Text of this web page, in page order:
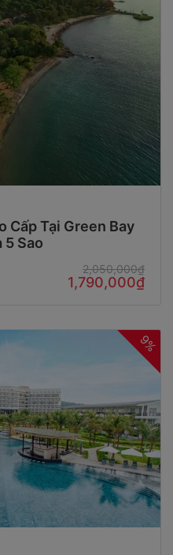
Cấp Tại Green Bay
5 Sao
2,050,000₫
1,790,000₫
9%